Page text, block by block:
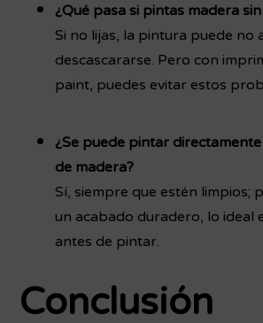
¿Qué pasa si pintas madera
Si no lijas, la pintura puede no
descascararse. Pero con
paint, puedes evitar estos
¿Se puede pintar
de madera?
Sí, siempre que estén limpios;
un acabado duradero, lo ideal
antes de pintar.
Conclusión